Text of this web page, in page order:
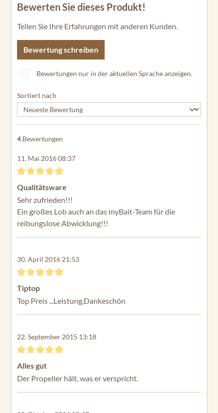
ra
50
du
M
40
du
ra
M
ax
du
ra
ax
50
ra
M
ax
Tr
xis
Bewerten Sie dieses Produkt!
Teilen Sie Ihre Erfahrungen mit anderen Kunden.
Bewertung schreiben
Bewertungen nur in der aktuellen Sprache anzeigen.
Sortiert nach
4 Bewertungen
11. Mai 2016 08:37
Bewertung mit 5 von 5 Sternen
Qualitätsware
Sehr zufrieden!!!
Ein großes Lob auch an das myBait-Team für die
reibungslose Abwicklung!!!
30. April 2016 21:53
Bewertung mit 5 von 5 Sternen
Tiptop
Top Preis ...Leistung,Dankeschön
22. September 2015 13:18
Bewertung mit 5 von 5 Sternen
Alles gut
Der Propeller hält, was er verspricht.